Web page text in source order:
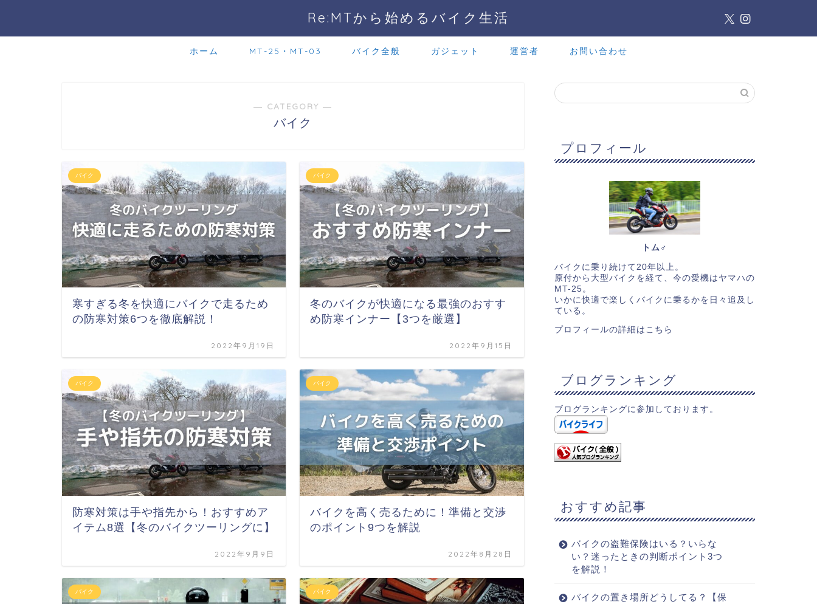
Re:MTから始めるバイク生活
ホーム MT-25・MT-03 バイク全般 ガジェット 運営者 お問い合わせ
― CATEGORY ―
バイク
バイク
寒すぎる冬を快適にバイクで走るため
の防寒対策6つを徹底解説！
2022年9月19日
バイク
冬のバイクが快適になる最強のおすす
め防寒インナー【3つを厳選】
2022年9月15日
バイク
防寒対策は手や指先から！おすすめア
イテム8選【冬のバイクツーリングに】
2022年9月9日
バイク
バイクを高く売るために！準備と交渉
のポイント9つを解説
2022年8月28日
バイク バイク
プロフィール
トム♂
バイクに乗り続けて20年以上。
原付から大型バイクを経て、今の愛機はヤマハの
MT-25。
いかに快適で楽しくバイクに乗るかを日々追及し
ている。
プロフィールの詳細は こちら
ブログランキング
ブログランキングに参加しております。
おすすめ記事
バイクの盗難保険はいる？いらな
い？迷ったときの判断ポイント3つ
を解説！
バイクの置き場所どうしてる？【保